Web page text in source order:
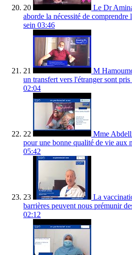
20
Le Dr
aborde la nécessité de comprendre
sein 03:46
21
M
un transfert vers l'étranger sont
02:04
22
Mme
pour une bonne qualité de vie aux
05:42
23
La
barrières peuvent nous prémunir
02:12